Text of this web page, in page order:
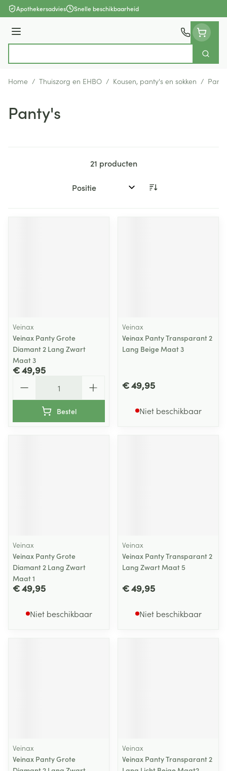
Ga naar de inhoud
Apothekersadvies Snelle beschikbaarheid
Menu
Zoek
Home / Thuiszorg en EHBO / Kousen, panty's en sokken /
Panty's
21 producten
Sorteer op:
Veinax
Veinax Panty Grote
Diamant 2 Lang Zwart
Maat 3
€ 49,95
Bestel
Veinax
Veinax Panty Transparant 2
Lang Beige Maat 3
€ 49,95
Niet beschikbaar
Veinax
Veinax Panty Grote
Diamant 2 Lang Zwart
Maat 1
€ 49,95
Niet beschikbaar
Veinax
Veinax Panty Transparant 2
Lang Zwart Maat 5
€ 49,95
Niet beschikbaar
Veinax
Veinax Panty Grote
Veinax
Veinax Panty Transparant 2